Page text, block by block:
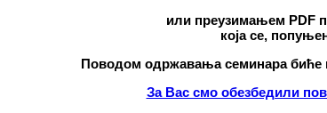
или преузимањем PDF
која се,
Поводом одржавањасеминара биће
За Вас смо обезбедили